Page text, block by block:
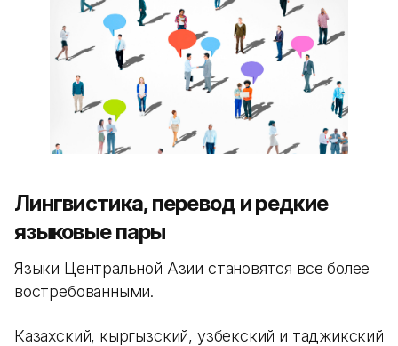
Лингвистика, перевод и редкие
языковые пары
Языки Центральной Азии становятся все более
востребованными.
Казахский, кыргызский, узбекский и таджикский